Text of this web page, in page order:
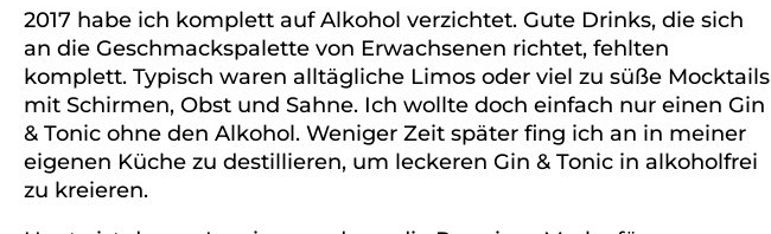
2017 habe ich komplett auf Alkohol verzichtet. Gute Drinks, die sich
an die Geschmackspalette von Erwachsenen richtet, fehlten
komplett. Typisch waren alltägliche Limos oder viel zu süße Mocktails
mit Schirmen, Obst und Sahne. Ich wollte doch einfach nur einen Gin
& Tonic ohne den Alkohol. Weniger Zeit später fing ich an in meiner
eigenen Küche zu destillieren, um leckeren Gin & Tonic in alkoholfrei
zu kreieren.